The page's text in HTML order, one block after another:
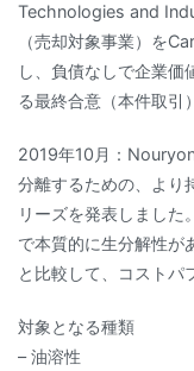
Technologies and
（売却対象事業）を
し、負債なしで企業
る最終合意（本件取引
2019年10月：
分離するための、より
リーズを発表しました
で本質的に生分解性が
と比較して、コストパ
対象となる種類
– 油溶性